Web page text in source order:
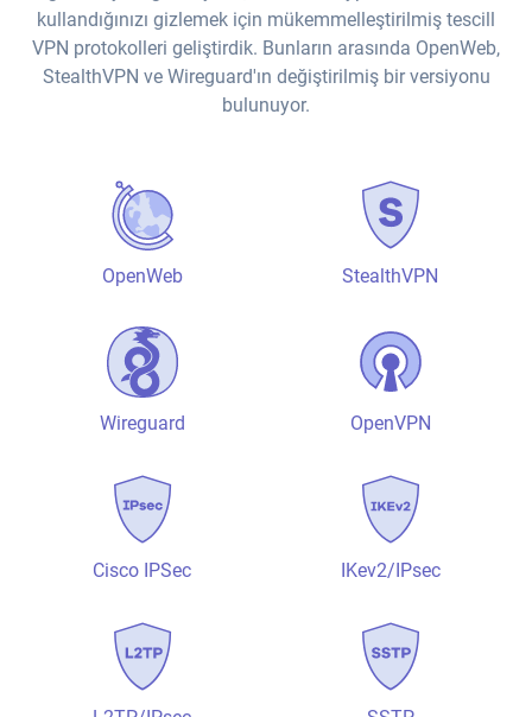
kullandığınızı gizlemek için mükemmelleştirilmiş tescill
VPN protokolleri geliştirdik. Bunların arasında OpenWeb,
StealthVPN ve Wireguard'ın değiştirilmiş bir versiyonu
bulunuyor.
OpenWeb StealthVPN
Wireguard OpenVPN
Cisco IPSec IKev2/IPsec